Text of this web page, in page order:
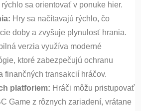
sa orientovať v ponuke hier.
Hry sa načítavajú rýchlo, čo
doby a zvyšuje plynulosť hrania.
verzia využíva moderné
ktoré zabezpečujú ochranu
finančných transakcií hráčov.
platforiem: Hráči môžu pristupovať
Game z rôznych zariadení, vrátane